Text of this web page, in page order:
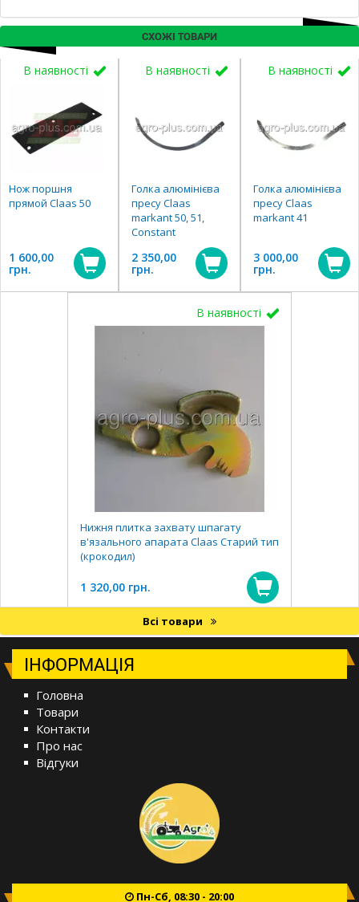
СХОЖІ ТОВАРИ
В наявності
Нож поршня
прямой Claas 50
1 600,00
грн.
В наявності
Голка алюмінієва
пресу Claas
markant 50, 51,
Constant
2 350,00
грн.
В наявності
Голка алюмінієва
пресу Claas
markant 41
3 000,00
грн.
В наявності
Нижня плитка захвату шпагату
в'язального апарата Claas Старий тип
(крокодил)
1 320,00 грн.
Всі товари
ІНФОРМАЦІЯ
Головна
Товари
Контакти
Про нас
Відгуки
Пн-Сб, 08:30 - 20:00